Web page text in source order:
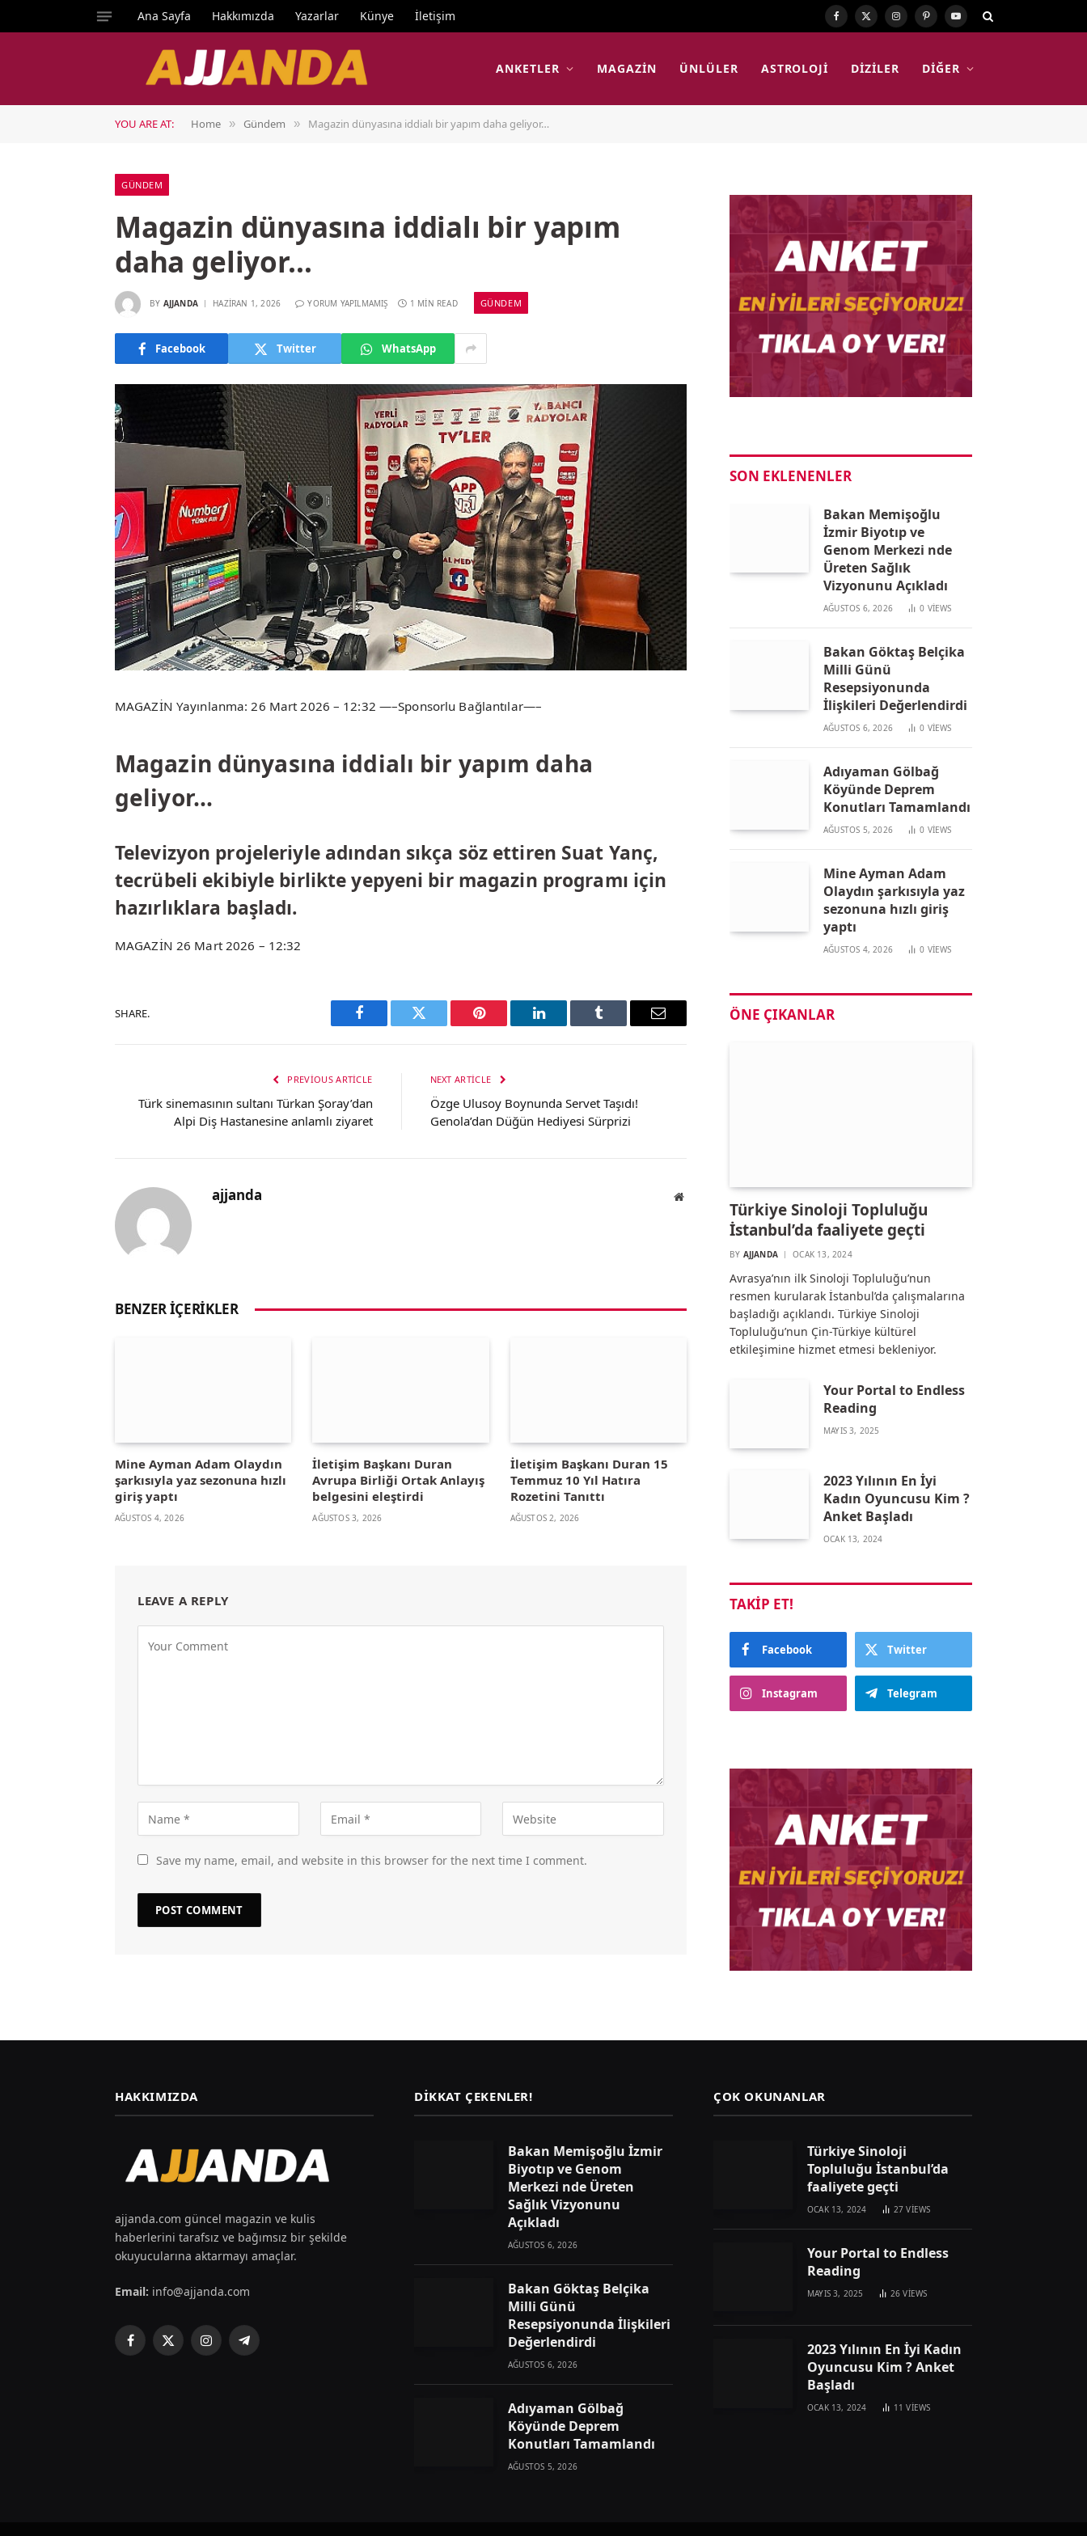
Ana Sayfa Hakkımızda Yazarlar Künye İletişim Facebook
X
Instagram
PinterestYouTube
ANKETLER MAGAZIN ÜNLÜLER ASTROLOJI DIZILER DIĞER
YOU ARE AT: Home » Gündem » Magazin dünyasına iddialı bir yapım daha geliyor…
GÜNDEM
Magazin dünyasına iddialı bir yapım
daha geliyor…
BY AJJANDA HAZIRAN 1, 2026 YORUM YAPILMAMIŞ 1 MIN READ GÜNDEM
Facebook Twitter WhatsApp
MAGAZİN Yayınlanma: 26 Mart 2026 – 12:32 —–Sponsorlu Bağlantılar—–
Magazin dünyasına iddialı bir yapım daha
geliyor…
Televizyon projeleriyle adından sıkça söz ettiren Suat Yanç,
tecrübeli ekibiyle birlikte yepyeni bir magazin programı için
hazırlıklara başladı.
MAGAZİN 26 Mart 2026 – 12:32
SHARE.
Facebook Twitter Pinterest LinkedIn Tumblr Email
PREVIOUS ARTICLE
Türk sinemasının sultanı Türkan Şoray’dan
Alpi Diş Hastanesine anlamlı ziyaret
NEXT ARTICLE
Özge Ulusoy Boynunda Servet Taşıdı!
Genola’dan Düğün Hediyesi Sürprizi
ajjanda Website
BENZER İÇERIKLER
Mine Ayman Adam Olaydın
şarkısıyla yaz sezonuna hızlı
giriş yaptı
AĞUSTOS 4, 2026
İletişim Başkanı Duran
Avrupa Birliği Ortak Anlayış
belgesini eleştirdi
AĞUSTOS 3, 2026
İletişim Başkanı Duran 15
Temmuz 10 Yıl Hatıra
Rozetini Tanıttı
AĞUSTOS 2, 2026
LEAVE A REPLY
Save my name, email, and website in this browser for the next time I comment.
SON EKLENENLER
Bakan Memişoğlu
İzmir Biyotıp ve
Genom Merkezi nde
Üreten Sağlık
Vizyonunu Açıkladı
AĞUSTOS 6, 2026 0 VIEWS
Bakan Göktaş Belçika
Milli Günü
Resepsiyonunda
İlişkileri Değerlendirdi
AĞUSTOS 6, 2026 0 VIEWS
Adıyaman Gölbağ
Köyünde Deprem
Konutları Tamamlandı
AĞUSTOS 5, 2026 0 VIEWS
Mine Ayman Adam
Olaydın şarkısıyla yaz
sezonuna hızlı giriş
yaptı
AĞUSTOS 4, 2026 0 VIEWS
ÖNE ÇIKANLAR
Türkiye Sinoloji Topluluğu
İstanbul’da faaliyete geçti
BY AJJANDA OCAK 13, 2024
Avrasya’nın ilk Sinoloji Topluluğu’nun
resmen kurularak İstanbul’da çalışmalarına
başladığı açıklandı. Türkiye Sinoloji
Topluluğu’nun Çin-Türkiye kültürel
etkileşimine hizmet etmesi bekleniyor.
Your Portal to Endless
Reading
MAYIS 3, 2025
2023 Yılının En İyi
Kadın Oyuncusu Kim ?
Anket Başladı
OCAK 13, 2024
TAKIP ET!
Facebook Twitter
Instagram Telegram
HAKKIMIZDA
ajjanda.com güncel magazin ve kulis
haberlerini tarafsız ve bağımsız bir şekilde
okuyucularına aktarmayı amaçlar.
Email: info@ajjanda.com
Facebook
X
InstagramTelegram
DIKKAT ÇEKENLER!
Bakan Memişoğlu İzmir
Biyotıp ve Genom
Merkezi nde Üreten
Sağlık Vizyonunu
Açıkladı
AĞUSTOS 6, 2026
Bakan Göktaş Belçika
Milli Günü
Resepsiyonunda İlişkileri
Değerlendirdi
AĞUSTOS 6, 2026
Adıyaman Gölbağ
Köyünde Deprem
Konutları Tamamlandı
AĞUSTOS 5, 2026
ÇOK OKUNANLAR
Türkiye Sinoloji
Topluluğu İstanbul’da
faaliyete geçti
OCAK 13, 2024 27VIEWS
Your Portal to Endless
Reading
MAYIS 3, 2025 26VIEWS
2023 Yılının En İyi Kadın
Oyuncusu Kim ? Anket
Başladı
OCAK 13, 2024 11VIEWS